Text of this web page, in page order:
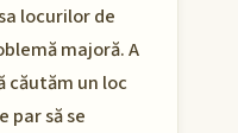
locurilor de
majoră. A
căutăm un loc
par să se